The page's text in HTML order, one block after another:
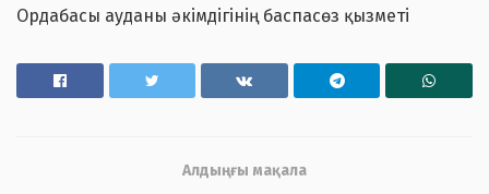
Ордабасы ауданы әкімдігінің баспасөз қызметі
Алдыңғы мақала